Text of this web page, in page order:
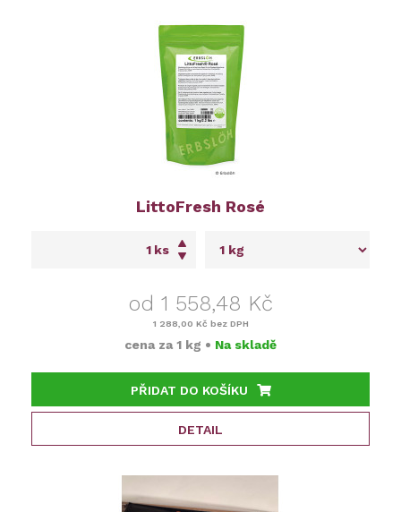
LittoFresh Rosé
ks
od 1 558,48 Kč
1 288,00 Kč bez DPH
cena za 1 kg • Na skladě
PŘIDAT DO KOŠÍKU
DETAIL